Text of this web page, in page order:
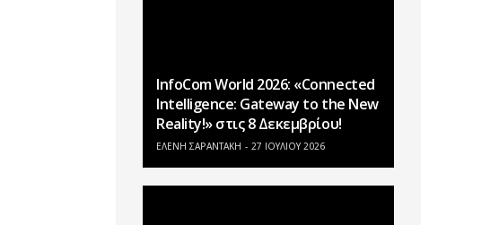
InfoCom World 2026: «Connected
Intelligence: Gateway to the New
Reality!» στις 8 Δεκεμβρίου!
ΕΛΕΝΗ ΣΑΡΑΝΤΑΚΗ 27 ΙΟΥΛΊΟΥ 2026